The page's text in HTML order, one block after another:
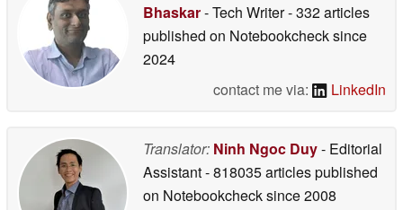
Bhaskar- Tech Writer- 332 articles
published on Notebookchecksince
2024
contact me via:
LinkedIn
Translator: Ninh Ngoc Duy- Editorial
Assistant- 818035 articles published
on Notebookchecksince 2008